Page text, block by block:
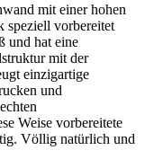
mit einer hohen
speziell vorbereitet
und hat eine
mit der
einzigartige
und
Weise vorbereitete
Völlig natürlich und